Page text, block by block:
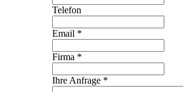
Telefon
Email *
Firma *
Ihre Anfrage *